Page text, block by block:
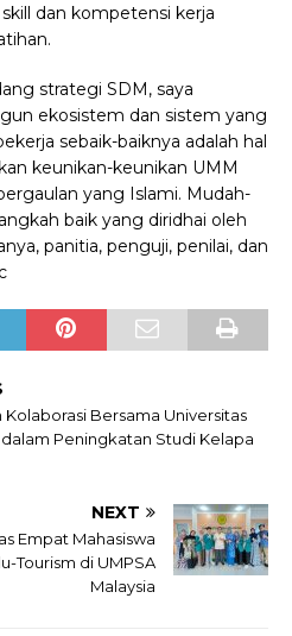
dan kompetensi kerja
strategi SDM, saya
ekosistem dan sistem yang
sebaik-baiknya adalah hal
keunikan-keunikan UMM
yang Islami. Mudah-
baik yang diridhai oleh
panitia, penguji, penilai, dan
Kolaborasi Bersama Universitas
dalam Peningkatan Studi Kelapa
NEXT
Empat Mahasiswa
Tourism di UMPSA
Malaysia